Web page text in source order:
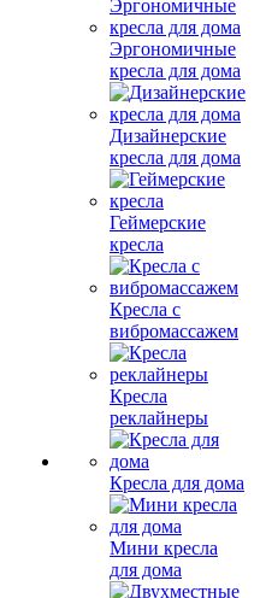
Эргономичные
кресла для дома
Дизайнерские
кресла для дома
Геймерские
кресла
Кресла с
вибромассажем
Кресла
реклайнеры
Кресла для дома
Мини кресла
для дома